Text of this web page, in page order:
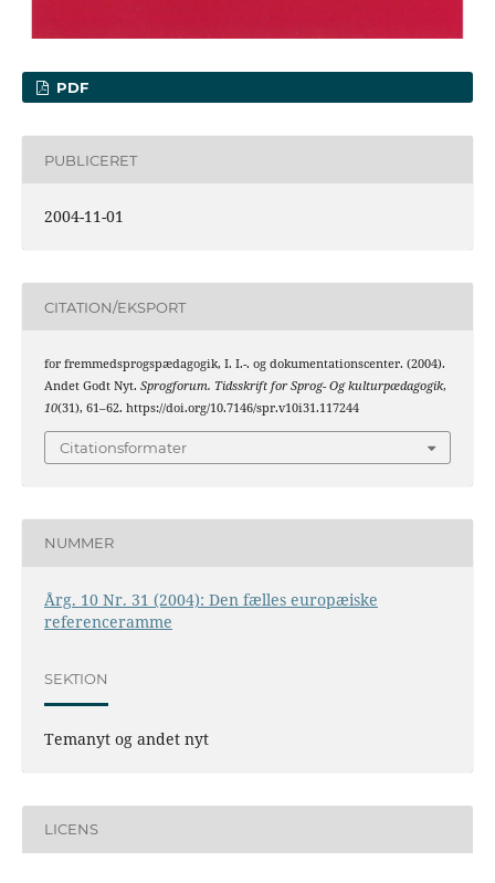
PDF
PUBLICERET
2004-11-01
CITATION/EKSPORT
for fremmedsprogspædagogik, I. I.-. og dokumentationscenter. (2004).
Andet Godt Nyt. Sprogforum. Tidsskrift for Sprog- Og kulturpædagogik,
10(31), 61–62. https://doi.org/10.7146/spr.v10i31.117244
Citationsformater
NUMMER
Årg. 10 Nr. 31 (2004): Den fælles europæiske
referenceramme
SEKTION
Temanyt og andet nyt
LICENS